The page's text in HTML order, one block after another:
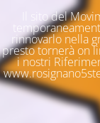
Il sito del
rinnovarlo nella
presto tornerà on
i nostri